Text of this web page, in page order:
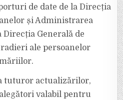
de date de la Direcția
și Administrarea
Direcția Generală de
ale persoanelor
tuturor actualizărilor,
valabil pentru